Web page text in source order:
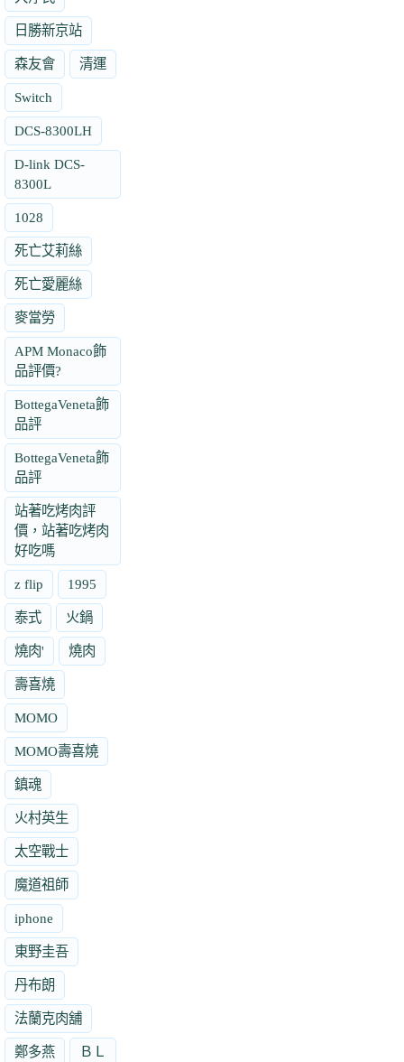
日勝新京站
森友會 清運
Switch
DCS-8300LH
D-link DCS-
8300L
1028
死亡艾莉絲
死亡愛麗絲
麥當勞
APM Monaco飾
品評價?
BottegaVeneta飾
品評
BottegaVeneta飾
品評
站著吃烤肉評
價，站著吃烤肉
好吃嗎
z flip 1995
泰式 火鍋
燒肉' 燒肉
壽喜燒
MOMO
MOMO壽喜燒
鎮魂
火村英生
太空戰士
魔道祖師
iphone
東野圭吾
丹布朗
法蘭克肉舖
鄭多燕 ＢＬ